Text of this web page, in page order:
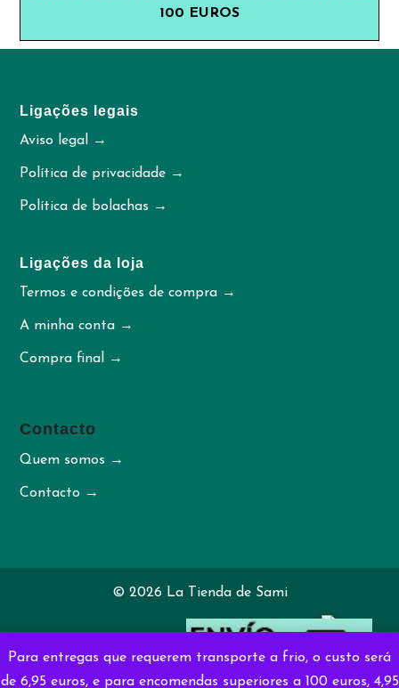
Para entregas que requerem transporte a frio, o custo será
de 6,95 euros, e para encomendas superiores a 100 euros, 4,95
100 EUROS
Ligações legais
Aviso legal →
Política de privacidade →
Política de bolachas →
Ligações da loja
Termos e condições de compra →
A minha conta →
Compra final →
Contacto
Quem somos →
Contacto →
© 2026 La Tienda de Sami